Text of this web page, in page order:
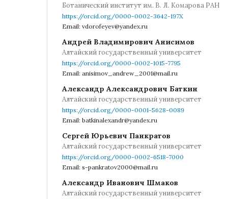
Ботанический институт им. В. Л. Комарова РАН
https://orcid.org/0000-0002-3642-197X
Email: vdorofeyev@yandex.ru
Андрей Владимирович Анисимов
Алтайский государственный университет
https://orcid.org/0000-0002-1015-7795
Email: anisimov_andrew_2001@mail.ru
Александр Александрович Баткин
Алтайский государственный университет
https://orcid.org/0000-0001-5628-0089
Email: batkinalexandr@yandex.ru
Сергей Юрьевич Панкратов
Алтайский государственный университет
https://orcid.org/0000-0002-6518-7000
Email: s-pankratov2000@mail.ru
Александр Иванович Шмаков
Алтайский государственный университет